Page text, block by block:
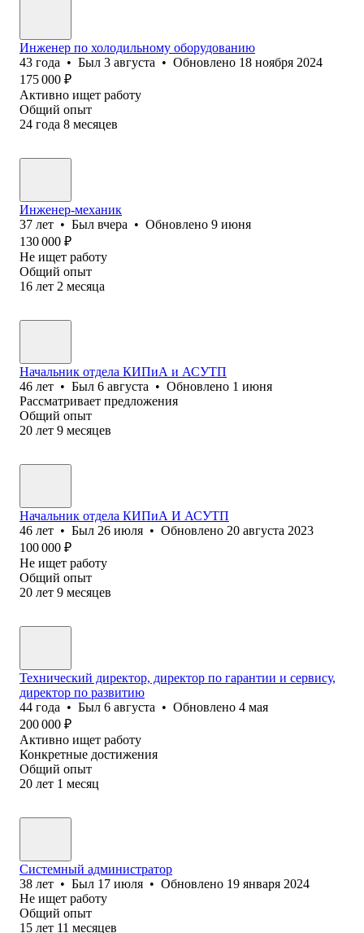
Инженер по холодильному оборудованию
43 года • Был 3 августа • Обновлено 18 ноября 2024
175 000 ₽
Активно ищет работу
Общий опыт
24 года 8 месяцев
Инженер-механик
37 лет • Был вчера • Обновлено 9 июня
130 000 ₽
Не ищет работу
Общий опыт
16 лет 2 месяца
Начальник отдела КИПиА и АСУТП
46 лет • Был 6 августа • Обновлено 1 июня
Рассматривает предложения
Общий опыт
20 лет 9 месяцев
Начальник отдела КИПиА И АСУТП
46 лет • Был 26 июля • Обновлено 20 августа 2023
100 000 ₽
Не ищет работу
Общий опыт
20 лет 9 месяцев
Технический директор, директор по гарантии и сервису,
директор по развитию
44 года • Был 6 августа • Обновлено 4 мая
200 000 ₽
Активно ищет работу
Конкретные достижения
Общий опыт
20 лет 1 месяц
Системный администратор
38 лет • Был 17 июля • Обновлено 19 января 2024
Не ищет работу
Общий опыт
15 лет 11 месяцев